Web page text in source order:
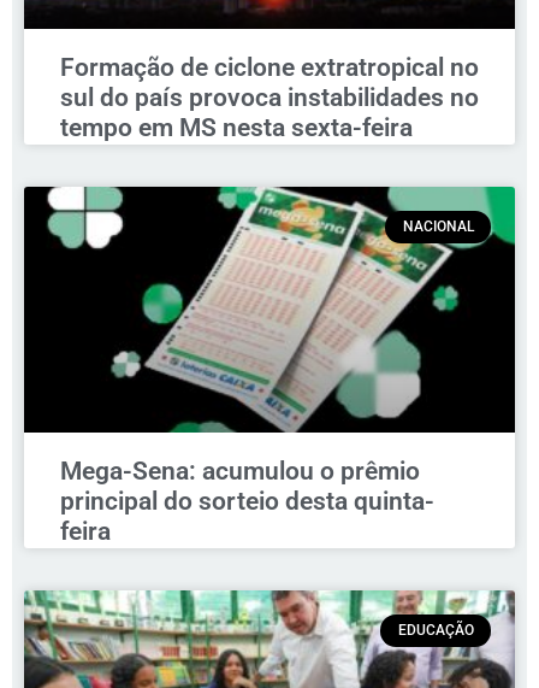
Formação de ciclone extratropical no
sul do país provoca instabilidades no
tempo em MS nesta sexta-feira
NACIONAL
Mega-Sena: acumulou o prêmio
principal do sorteio desta quinta-
feira
EDUCAÇÃO